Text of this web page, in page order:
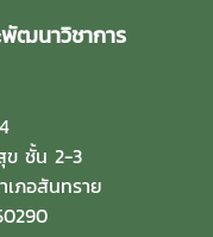
ฒนาวิชาการ
ข ชั้น 2-3
ภอสันทราย